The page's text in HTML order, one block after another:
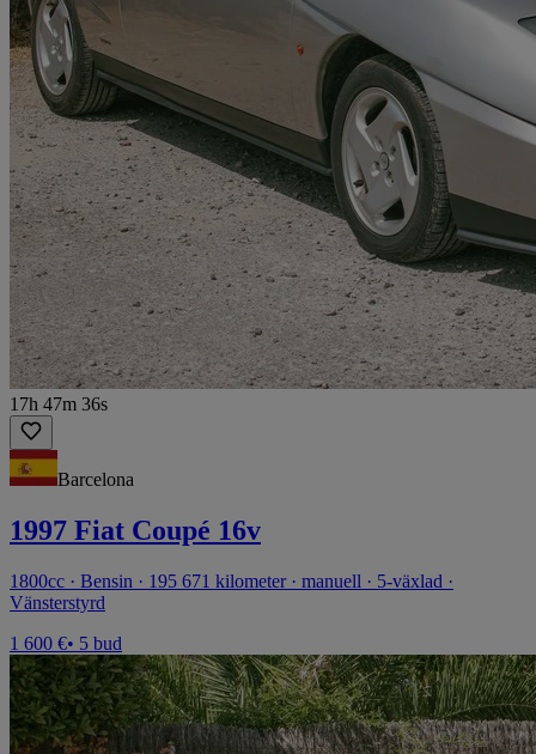
17h 47m 36s
Barcelona
1997 Fiat Coupé 16v
1800cc · Bensin · 195 671 kilometer · manuell · 5-växlad ·
Vänsterstyrd
1 600 €• 5 bud